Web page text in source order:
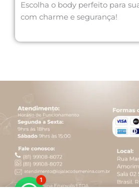
Escolha o body perfeito para
com charme e segurança!
1